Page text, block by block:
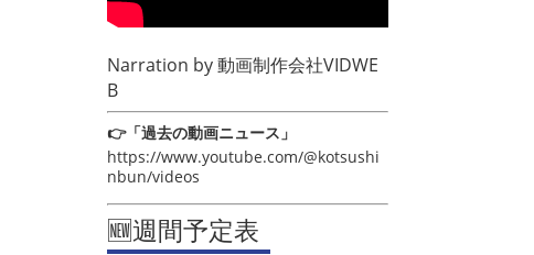
Narration by動画制作会社VIDWE
B
👉「過去の動画ニュース」
https://www.youtube.com/@kotsushi
nbun/videos
🆕週間予定表